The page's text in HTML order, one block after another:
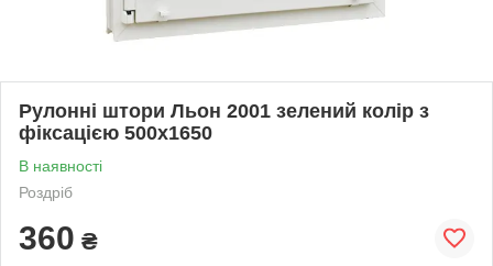
Рулонні штори Льон 2001 зелений колір з
фіксацією 500х1650
В наявності
Роздріб
360 ₴